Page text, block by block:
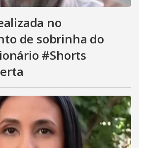
no
de sobrinha do
#Shorts